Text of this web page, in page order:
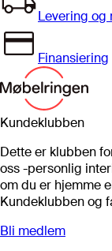
Levering og
Finansiering
Kundeklubben
Dette er klubben
oss -personlig
om du er hjemme
Kundeklubben og
Bli medlem